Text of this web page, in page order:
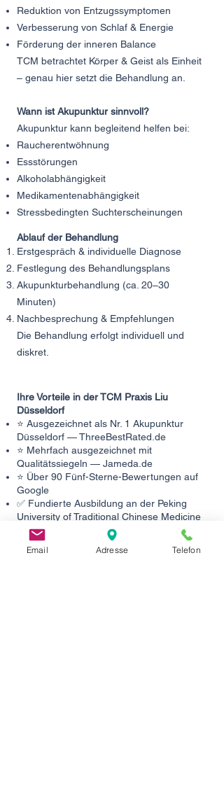
Reduktion von Entzugssymptomen
Verbesserung von Schlaf & Energie
Förderung der inneren Balance
TCM betrachtet Körper & Geist als Einheit
– genau hier setzt die Behandlung an.
Wann ist Akupunktur sinnvoll?
Akupunktur kann begleitend helfen bei:
Raucherentwöhnung
Essstörungen
Alkoholabhängigkeit
Medikamentenabhängigkeit
Stressbedingten Suchterscheinungen
Ablauf der Behandlung
Erstgespräch & individuelle Diagnose
Festlegung des Behandlungsplans
Akupunkturbehandlung (ca. 20–30
Minuten)
Nachbesprechung & Empfehlungen
Die Behandlung erfolgt individuell und
diskret.
Ihre Vorteile in der TCM Praxis Liu
Düsseldorf
⭐ Ausgezeichnet als Nr. 1 Akupunktur
Düsseldorf — ThreeBestRated.de
⭐ Mehrfach ausgezeichnet mit
Qualitätssiegeln — Jameda.de
⭐ Über 90 Fünf-Sterne-Bewertungen auf
Google
✅ Fundierte Ausbildung an der Peking
University of Traditional Chinese Medicine
und Xiamen University
✅ WHO-anerkannte
Behandlungsmethoden
Email Adresse Telefon